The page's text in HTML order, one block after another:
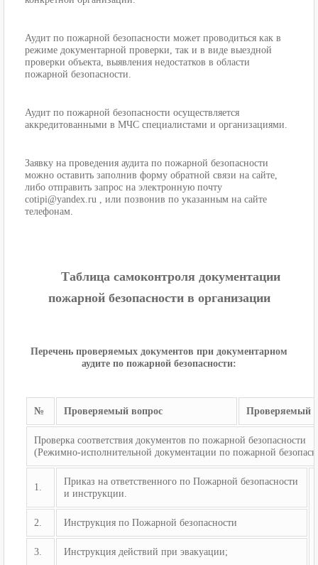
Аудит по пожарной безопасности может проводиться как в
режиме документарной проверки, так и в виде выездной
проверки объекта, выявления недостатков в области
пожарной безопасности.
Аудит по пожарной безопасности осуществляется
аккредитованными в МЧС специалистами и организациями.
Заявку на проведения аудита по пожарной безопасности
можно оставить заполнив форму обратной связи на сайте,
либо отправить запрос на электронную почту
cotipi@yandex.ru , или позвонив по указанным на сайте
телефонам.
Таблица самоконтроля документации
пожарной безопасности в организации
Перечень проверяемых документов при документарном
аудите по пожарной безопасности:
№ Проверяемый вопрос Проверяемый
Проверка соответствия документов по пожарной безопасности
(Режимно-исполнительной документации по пожарной
1.
Приказ на ответственного по Пожарной безопасности
и инструкции.
2. Инструкция по Пожарной безопасности
3. Инструкция действий при эвакуации;